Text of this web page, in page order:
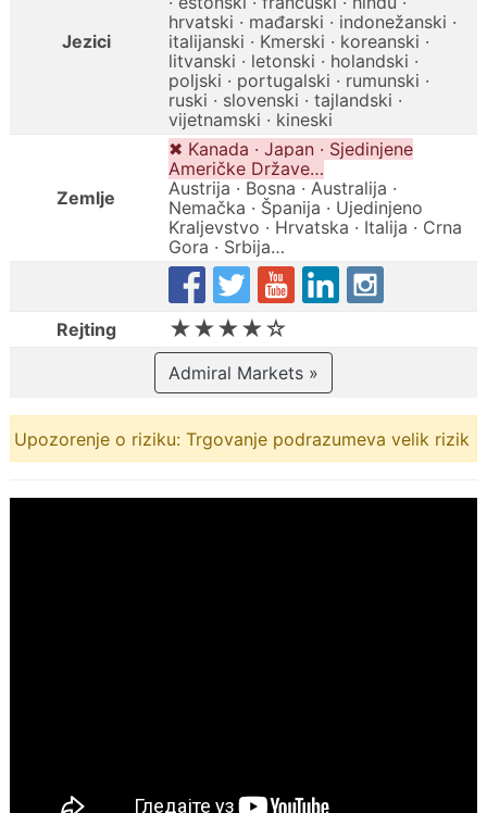
Jezici
hrvatski · mađarski · indonežanski ·
italijanski · Kmerski · koreanski ·
litvanski · letonski · holandski ·
poljski · portugalski · rumunski ·
ruski · slovenski · tajlandski ·
vijetnamski · kineski
Zemlje
✖ Kanada · Japan · Sjedinjene
Američke Države…
Austrija · Bosna · Australija ·
Nemačka · Španija · Ujedinjeno
Kraljevstvo · Hrvatska · Italija · Crna
Gora · Srbija…
Rejting ★★★★☆
Admiral Markets »
Upozorenje o riziku: Trgovanje podrazumeva velik rizik